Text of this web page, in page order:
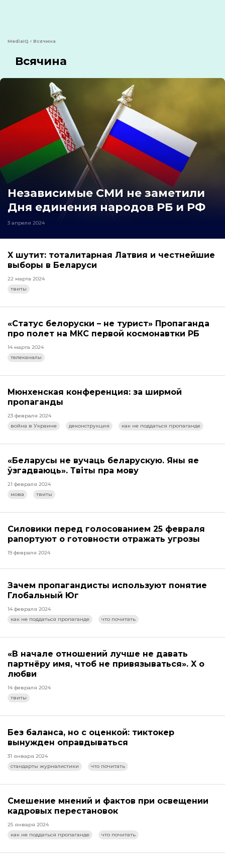
MediaIQ › Всячина
Всячина
Независимые СМИ не заметили
Дня единения народов РБ и РФ
3 апреля 2024
X шутит: тоталитарная Латвия и честнейшие
выборы в Беларуси
22 марта 2024
твиты
«Статус белоруски – не турист» Пропаганда
про полет на МКС первой космонавтки РБ
14 марта 2024
телеканалы
Мюнхенская конференция: за ширмой
пропаганды
23 февраля 2024
война в Украине
деконструкция как не поддаться пропаганде
«Беларусы не вучаць беларускую. Яны яе
ўзгадваюць». Твіты пра мову
21 февраля 2024
мова
твиты
Силовики перед голосованием 25 февраля
рапортуют о готовности отражать угрозы
19 февраля 2024
Зачем пропагандисты используют понятие
Глобальный Юг
14 февраля 2024
как не поддаться пропаганде
что почитать
«В начале отношений лучше не давать
партнёру имя, чтоб не привязываться». X о
любви
14 февраля 2024
твиты
Без баланса, но с оценкой: тиктокер
вынужден оправдываться
31 января 2024
стандарты журналистики
что почитать
Смешение мнений и фактов при освещении
кадровых перестановок
25 января 2024
как не поддаться пропаганде
что почитать